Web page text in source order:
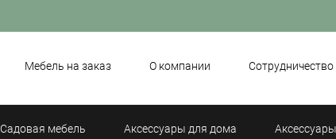
Мебель на заказ О компании Сотрудничество
Садовая мебель Аксессуары для дома